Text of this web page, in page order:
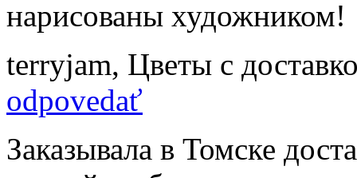
нарисованы художником!
terryjam, Цветы с
odpovedať
Заказывала в Томске